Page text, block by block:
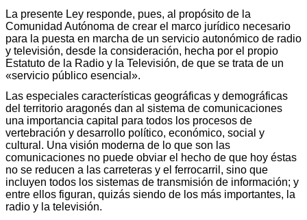
La presente Ley responde, pues, al propósito de la
Comunidad Autónoma de crear el marco jurídico necesario
para la puesta en marcha de un servicio autonómico de radio
y televisión, desde la consideración, hecha por el propio
Estatuto de la Radio y la Televisión, de que se trata de un
«servicio público esencial».
Las especiales características geográficas y demográficas
del territorio aragonés dan al sistema de comunicaciones
una importancia capital para todos los procesos de
vertebración y desarrollo político, económico, social y
cultural. Una visión moderna de lo que son las
comunicaciones no puede obviar el hecho de que hoy éstas
no se reducen a las carreteras y el ferrocarril, sino que
incluyen todos los sistemas de transmisión de información; y
entre ellos figuran, quizás siendo de los más importantes, la
radio y la televisión.